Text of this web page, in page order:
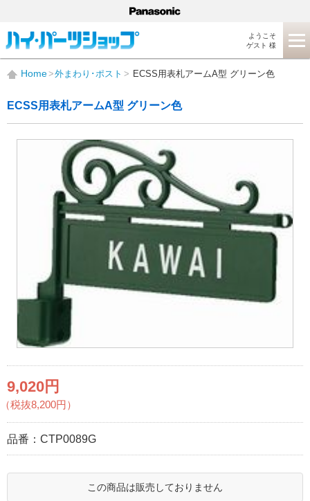
ようこそ
ゲスト 様
Home 外まわり･ポスト ECSS用表札アームA型 グリーン色
ECSS用表札アームA型 グリーン色
9,020円
（税抜8,200円）
品番： CTP0089G
この商品は販売しておりません